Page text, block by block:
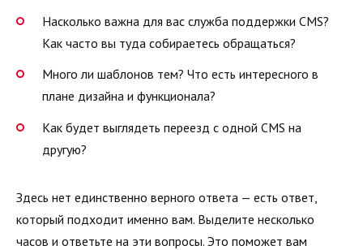
Насколько важна для вас служба поддержки CMS?
Как часто вы туда собираетесь обращаться?
Много ли шаблонов тем? Что есть интересного в
плане дизайна и функционала?
Как будет выглядеть переезд с одной CMS на
другую?
Здесь нет единственно верного ответа — есть ответ,
который подходит именно вам. Выделите несколько
часов и ответьте на эти вопросы. Это поможет вам